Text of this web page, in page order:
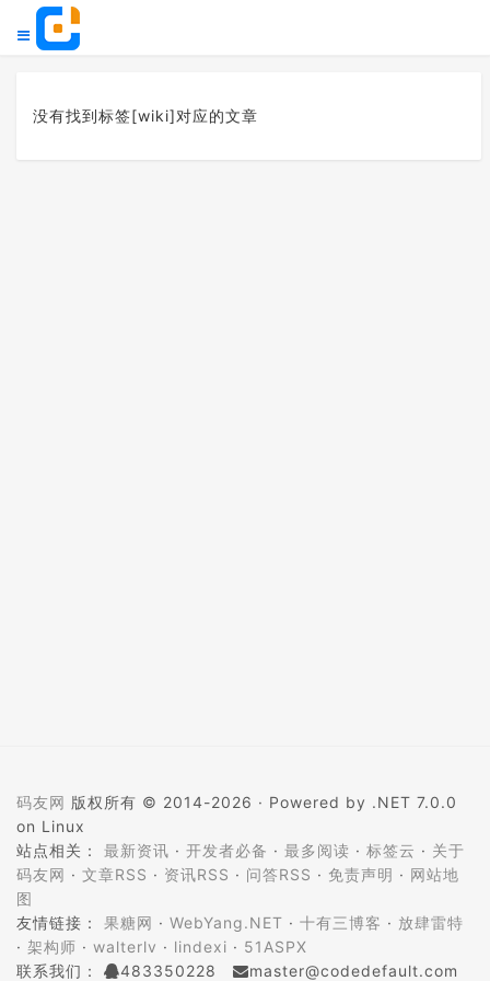
没有找到标签[wiki]对应的文章
码友网 版权所有 © 2014-2026 · Powered by .NET 7.0.0
on Linux
站点相关： 最新资讯 · 开发者必备 · 最多阅读 · 标签云 · 关于
码友网 · 文章RSS · 资讯RSS · 问答RSS · 免责声明 · 网站地
图
友情链接： 果糖网 · WebYang.NET · 十有三博客 · 放肆雷特
· 架构师 · walterlv · lindexi · 51ASPX
联系我们：
483350228 master@codedefault.com